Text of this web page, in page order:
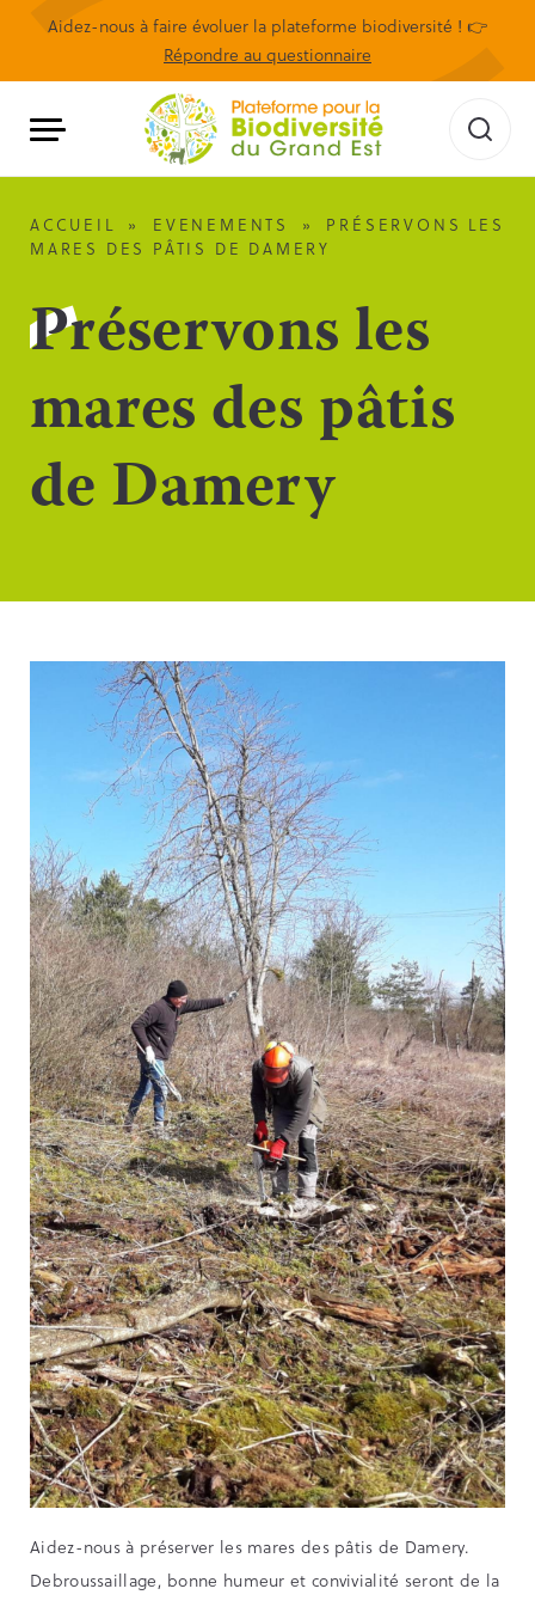
Aidez-nous à faire évoluer la plateforme biodiversité ! 👉
Répondre au questionnaire
ACCUEIL » EVENEMENTS »
PRÉSERVONS LES
MARES DES PÂTIS DE DAMERY
Préservons les
mares des pâtis
de Damery
Aidez-nous à préserver les mares des pâtis de Damery.
Debroussaillage, bonne humeur et convivialité seront de la